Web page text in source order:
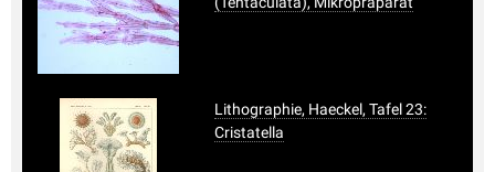
Lithographie, Haeckel, Tafel 23:
Cristatella